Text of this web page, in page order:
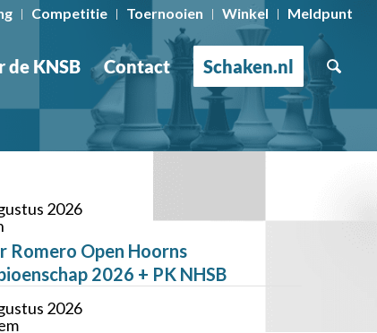
Competitie Toernooien Winkel Meldpunt
de KNSB Contact Schaken.nl
2026
Romero Open Hoorns
2026 + PK NHSB
2026